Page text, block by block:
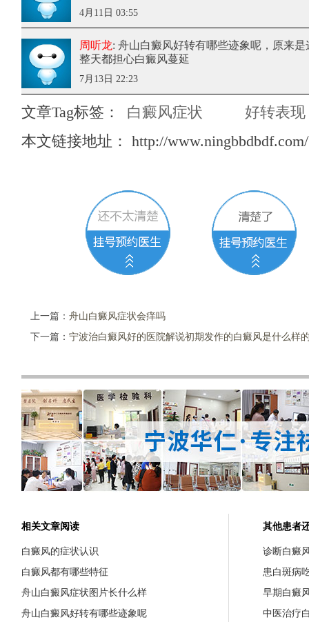
4月11日 03:55
周听龙: 舟山白癜风好转有哪些迹象呢，原来是
整天都担心白癜风蔓延
7月13日 22:23
文章Tag标签： 白癜风症状
好转表现
本文链接地址： http://
上一篇： 舟山白癜风症状会痒吗
下一篇： 宁波治白癜风好的医院解说初期发作的白癜风是什么样
相关文章阅读
白癜风的症状认识
白癜风都有哪些特征
舟山白癜风症状图片长什么样
舟山白癜风好转有哪些迹象呢
其他患者
诊断白癜
患白斑病
早期白癜
中医治疗